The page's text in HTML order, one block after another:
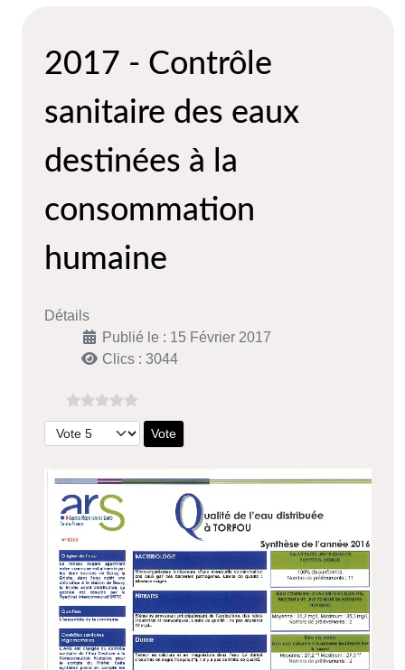
2017 - Contrôle
sanitaire des eaux
destinées à la
consommation
humaine
Détails
Publié le : 15 Février 2017
Clics : 3044
Veuillez voter